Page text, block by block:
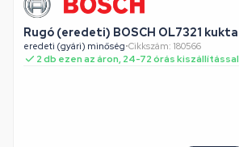
Rugó (eredeti) BOSCH OL7321 kukta
eredeti (gyári) minőség•Cikkszám: 180566
2 db ezen az áron, 24-72 órás kiszállítással